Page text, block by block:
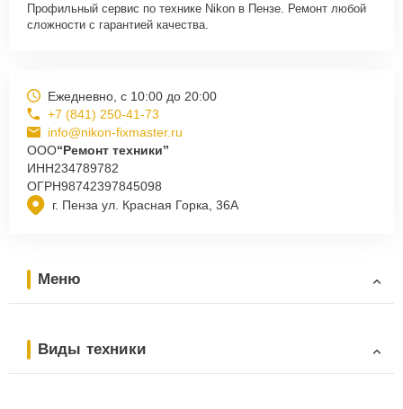
Профильный сервис по технике Nikon в Пензе. Ремонт любой
сложности с гарантией качества.
г. Пенза ул. Красная Горка, 36А
Ежедневно, с 10:00 до 20:00
+7 (841) 250-41-73
info@nikon-fixmaster.ru
ООО“Ремонт техники”
ИНН234789782
ОГРН98742397845098
Меню
Виды техники